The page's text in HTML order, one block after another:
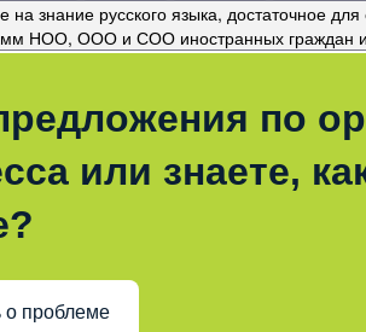
на знание русского языка, достаточное
НОО, ООО и СОО иностранных граждан и
по
или знаете,
о проблеме